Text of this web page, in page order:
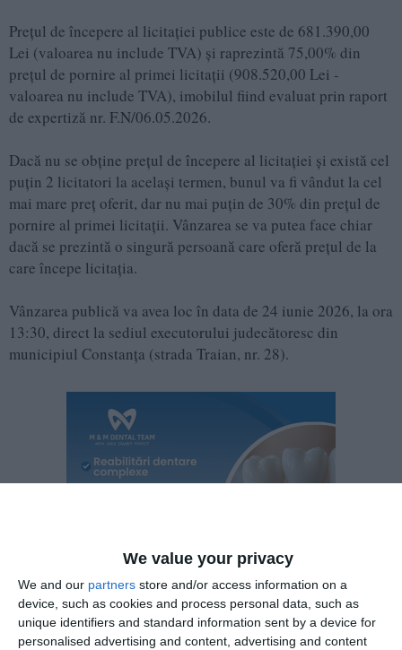
We value your privacy
We and our partners store and/or access information on a
device, such as cookies and process personal data, such as
unique identifiers and standard information sent by a device for
personalised advertising and content, advertising and content
Preţul de începere al licitației publice este de 681.390,00
Lei (valoarea nu include TVA) și raprezintă 75,00% din
prețul de pornire al primei licitații (908.520,00 Lei -
valoarea nu include TVA), imobilul fiind evaluat prin raport
de expertiză nr. F.N/06.05.2026.
Dacă nu se obține prețul de începere al licitației și există cel
puțin 2 licitatori la același termen, bunul va fi vândut la cel
mai mare preț oferit, dar nu mai puțin de 30% din preţul de
pornire al primei licitaţii. Vânzarea se va putea face chiar
dacă se prezintă o singură persoană care oferă prețul de la
care începe licitaţia.
Vânzarea publică va avea loc în data de 24 iunie 2026, la ora
13:30, direct la sediul executorului judecătoresc din
municipiul Constanța (strada Traian, nr. 28).